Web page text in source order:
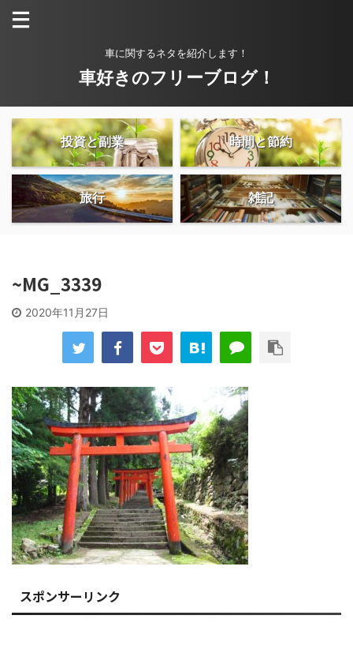
車に関するネタを紹介します！
車好きのフリーブログ！
投資と副業 時間と節約
旅行 雑記
~MG_3339
2020年11月27日
スポンサーリンク